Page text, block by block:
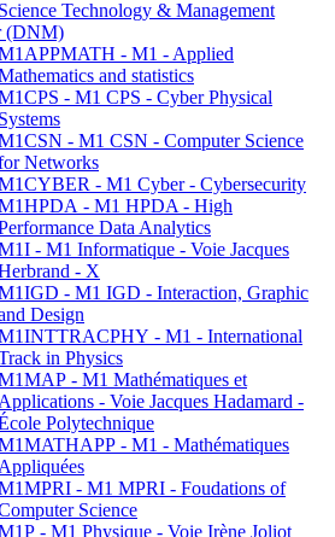
Science Technology & Management
(DNM)
- M1 - Applied
and statistics
- M1 CPS - Cyber Physical
Systems
- M1 CSN - Computer Science
Networks
- M1 Cyber - Cybersecurity
- M1 HPDA - High
Data Analytics
- M1 Informatique - Voie Jacques
- X
- M1 IGD - Interaction, Graphic
Design
- M1 - International
in Physics
- M1 Mathématiques et
Applications - Voie Jacques Hadamard -
Polytechnique
- M1 - Mathématiques
Appliquées
- M1 MPRI - Foudations of
Science
- M1 Physique - Voie Irène Joliot